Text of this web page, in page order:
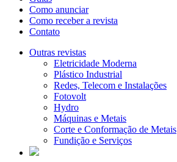
Como anunciar
Como receber a revista
Contato
Outras revistas
Eletricidade Moderna
Plástico Industrial
Redes, Telecom e Instalações
Fotovolt
Hydro
Máquinas e Metais
Corte e Conformação de Metais
Fundição e Serviços